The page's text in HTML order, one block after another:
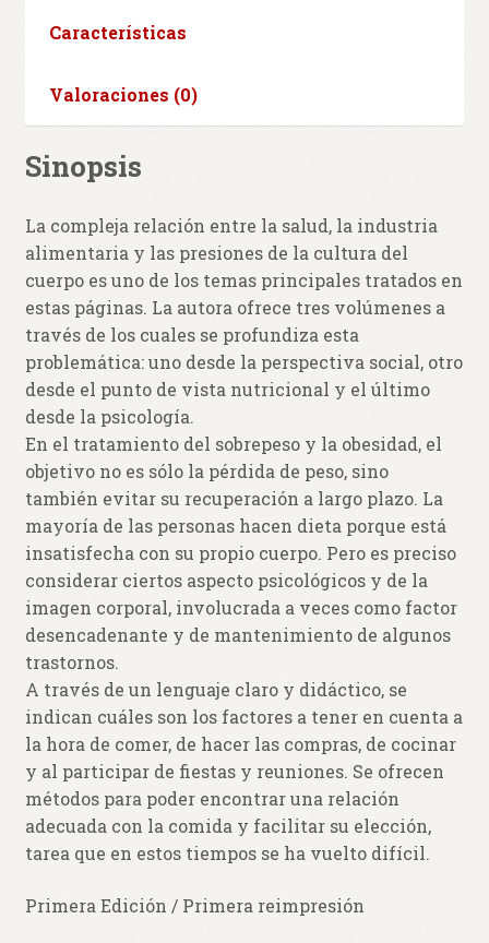
Características
Valoraciones (0)
Sinopsis
La compleja relación entre la salud, la industria
alimentaria y las presiones de la cultura del
cuerpo es uno de los temas principales tratados en
estas páginas. La autora ofrece tres volúmenes a
través de los cuales se profundiza esta
problemática: uno desde la perspectiva social, otro
desde el punto de vista nutricional y el último
desde la psicología.
En el tratamiento del sobrepeso y la obesidad, el
objetivo no es sólo la pérdida de peso, sino
también evitar su recuperación a largo plazo. La
mayoría de las personas hacen dieta porque está
insatisfecha con su propio cuerpo. Pero es preciso
considerar ciertos aspecto psicológicos y de la
imagen corporal, involucrada a veces como factor
desencadenante y de mantenimiento de algunos
trastornos.
A través de un lenguaje claro y didáctico, se
indican cuáles son los factores a tener en cuenta a
la hora de comer, de hacer las compras, de cocinar
y al participar de fiestas y reuniones. Se ofrecen
métodos para poder encontrar una relación
adecuada con la comida y facilitar su elección,
tarea que en estos tiempos se ha vuelto difícil.
Primera Edición / Primera reimpresión